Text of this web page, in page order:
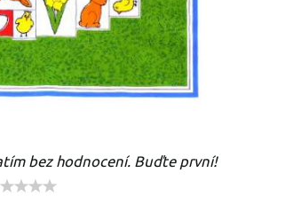
bez hodnocení. Buďte první!